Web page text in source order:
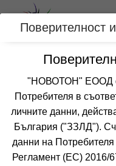
Категории
Хотел ГЕРГАНА
АЛБЕНА
Отзиви от
от 3 отзива
Поверителност
"НОВОТОН" ЕООД
Потребителя в
личните данни,
България ("ЗЗЛД").
данни на Потребителя
Регламент (ЕС) 2016/